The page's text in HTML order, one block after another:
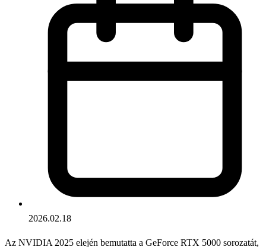
2026.02.18
Az NVIDIA 2025 elején bemutatta a GeForce RTX 5000 sorozatát,